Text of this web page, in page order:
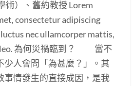
術）、舊約教授 Lorem
consectetur adipiscing
nec ullamcorper mattis,
leo. 為何災禍臨到？ 當不
少人會問「為甚麼？」。其
事情發生的直接成因，是我